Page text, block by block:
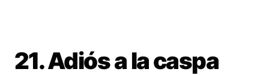
21. Adiós a la caspa